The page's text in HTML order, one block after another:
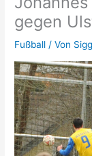
gegen
Fußball / Von